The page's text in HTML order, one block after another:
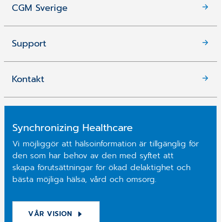
CGM Sverige
Support
Kontakt
Synchronizing Healthcare
Vi möjliggör att hälsoinformation är tillgänglig för
den som har behov av den med syftet att
skapa förutsättningar för ökad delaktighet och
bästa möjliga hälsa, vård och omsorg.
VÅR VISION